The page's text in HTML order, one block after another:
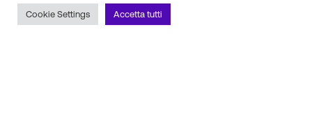
P.IVA 01688940608
Cookie Settings Accetta tutti